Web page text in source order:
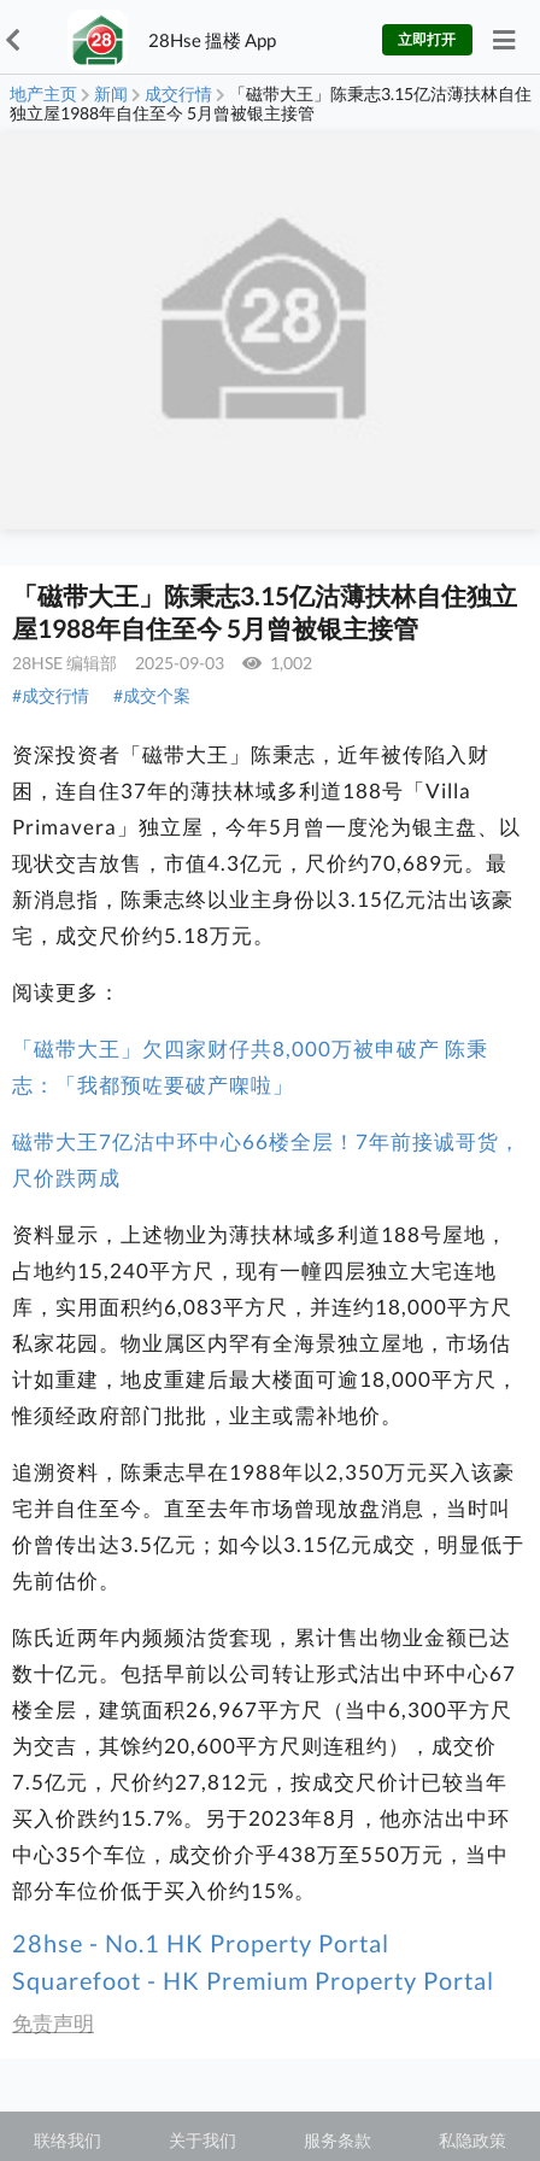
28Hse 搵楼 App 立即打开
地产主页 新闻 成交行情
「磁带大王」陈秉志3.15亿沽薄扶林自住
独立屋1988年自住至今 5月曾被银主接管
「磁带大王」陈秉志3.15亿沽薄扶林自住独立
屋1988年自住至今 5月曾被银主接管
28HSE 编辑部 2025-09-03
1,002
#成交行情
#成交个案
资深投资者「磁带大王」陈秉志，近年被传陷入财
困，连自住37年的薄扶林域多利道188号「Villa
Primavera」独立屋，今年5月曾一度沦为银主盘、以
现状交吉放售，市值4.3亿元，尺价约70,689元。最
新消息指，陈秉志终以业主身份以3.15亿元沽出该豪
宅，成交尺价约5.18万元。
阅读更多：
「磁带大王」欠四家财仔共8,000万被申破产 陈秉
志：「我都预咗要破产㗎啦」
磁带大王7亿沽中环中心66楼全层！7年前接诚哥货，
尺价跌两成
资料显示，上述物业为薄扶林域多利道188号屋地，
占地约15,240平方尺，现有一幢四层独立大宅连地
库，实用面积约6,083平方尺，并连约18,000平方尺
私家花园。物业属区内罕有全海景独立屋地，市场估
计如重建，地皮重建后最大楼面可逾18,000平方尺，
惟须经政府部门批批，业主或需补地价。
追溯资料，陈秉志早在1988年以2,350万元买入该豪
宅并自住至今。直至去年市场曾现放盘消息，当时叫
价曾传出达3.5亿元；如今以3.15亿元成交，明显低于
先前估价。
陈氏近两年内频频沽货套现，累计售出物业金额已达
数十亿元。包括早前以公司转让形式沽出中环中心67
楼全层，建筑面积26,967平方尺（当中6,300平方尺
为交吉，其馀约20,600平方尺则连租约），成交价
7.5亿元，尺价约27,812元，按成交尺价计已较当年
买入价跌约15.7%。另于2023年8月，他亦沽出中环
中心35个车位，成交价介乎438万至550万元，当中
部分车位价低于买入价约15%。
28hse - No.1 HK Property Portal
Squarefoot - HK Premium Property Portal
免责声明
联络我们 关于我们 服务条款 私隐政策